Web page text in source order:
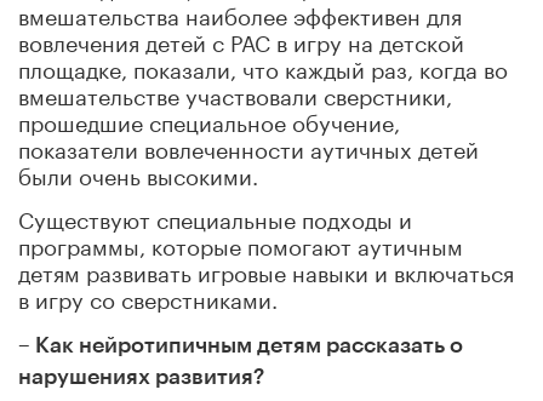
вмешательства наиболее эффективен для
вовлечения детей с РАС в игру на детской
площадке, показали, что каждый раз, когда во
вмешательстве участвовали сверстники,
прошедшие специальное обучение,
показатели вовлеченности аутичных детей
были очень высокими.
Существуют специальные подходы и
программы, которые помогают аутичным
детям развивать игровые навыки и включаться
в игру со сверстниками.
– Как нейротипичным детям рассказать о
нарушениях развития?